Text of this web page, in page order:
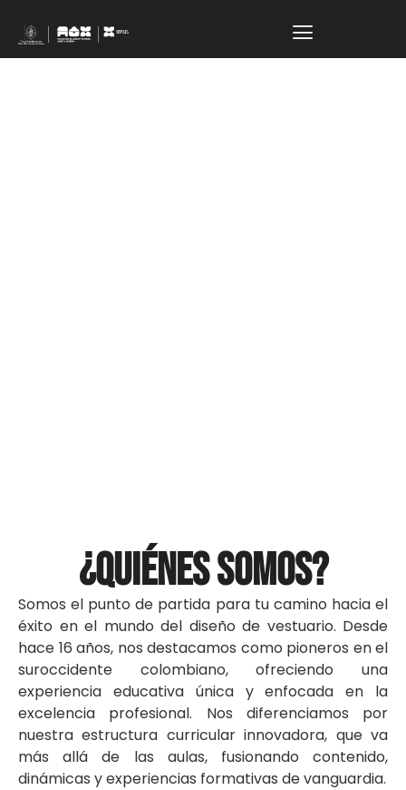
DE VESTUARIO
En la Universidad San Buenaventura
Cali
¿Quiénes somos?
Somos el punto de partida para tu camino hacia el
éxito en el mundo del diseño de vestuario. Desde
hace 16 años, nos destacamos como pioneros en el
suroccidente colombiano, ofreciendo una
experiencia educativa única y enfocada en la
excelencia profesional. Nos diferenciamos por
nuestra estructura curricular innovadora, que va
más allá de las aulas, fusionando contenido,
dinámicas y experiencias formativas de vanguardia.